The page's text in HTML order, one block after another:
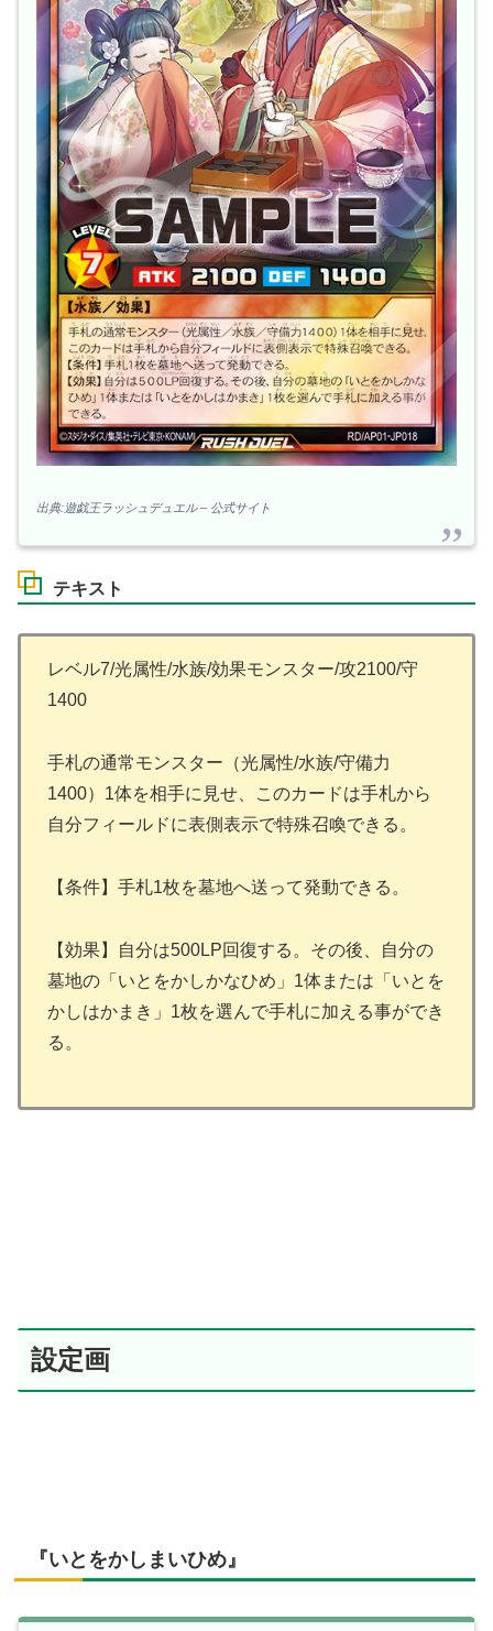
出典:遊戯王ラッシュデュエル – 公式サイト
テキスト
レベル7/光属性/水族/効果モンスター/攻2100/守
1400
手札の通常モンスター（光属性/水族/守備力
1400）1体を相手に見せ、このカードは手札から
自分フィールドに表側表示で特殊召喚できる。
【条件】手札1枚を墓地へ送って発動できる。
【効果】自分は500LP回復する。その後、自分の
墓地の「いとをかしかなひめ」1体または「いとを
かしはかまき」1枚を選んで手札に加える事ができ
る。
設定画
『いとをかしまいひめ』